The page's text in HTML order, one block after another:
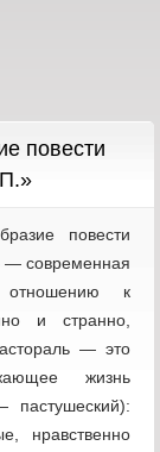
повести
повести
— современная
отношению к
и странно,
— это
жизнь
нравственно